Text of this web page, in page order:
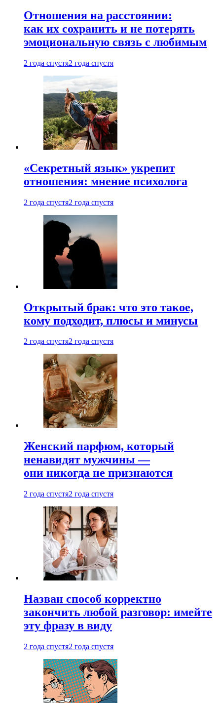
Отношения на расстоянии:
как их сохранить и не потерять
эмоциональную связь с любимым
2 года спустя2 года спустя
«Секретный язык» укрепит
отношения: мнение психолога
2 года спустя2 года спустя
Открытый брак: что это такое,
кому подходит, плюсы и минусы
2 года спустя2 года спустя
Женский парфюм, который
ненавидят мужчины —
они никогда не признаются
2 года спустя2 года спустя
Назван способ корректно
закончить любой разговор: имейте
эту фразу в виду
2 года спустя2 года спустя